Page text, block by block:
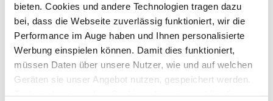
bieten. Cookies und andere Technologien tragen dazu
bei, dass die Webseite zuverlässig funktioniert, wir die
Performance im Auge haben und Ihnen personalisierte
Werbung einspielen können. Damit dies funktioniert,
müssen Daten über unsere Nutzer, wie und auf welchen
Geräten sie unser Angebot nutzen, gespeichert werden.
Mädchen Strickpullover im Cropped Fit
Trendiger Mädchen Strickpullover im Cropped Fit von Tom
Tailor
Lochstrickmuster mit dekorativem Effekt
Angenehmer Rundhalsausschnitt mit gerollten Saumkanten